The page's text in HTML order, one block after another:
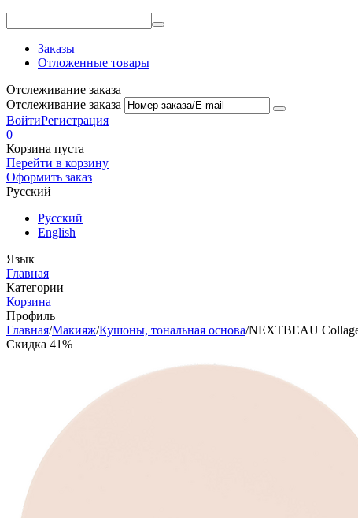
Заказы
Отложенные товары
Отслеживание заказа
Отслеживание заказа
ВойтиРегистрация
0
Корзина пуста
Перейти в корзину
Оформить заказ
Русский
Русский
English
Язык
Главная
Категории
Корзина
Профиль
Главная/Макияж/Кушоны, тональная основа/NEXTBEAU
Скидка 41%